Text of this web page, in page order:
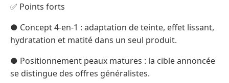
✅ Points forts
● Concept 4-en-1 : adaptation de teinte, effet lissant,
hydratation et matité dans un seul produit.
● Positionnement peaux matures : la cible annoncée
se distingue des offres généralistes.